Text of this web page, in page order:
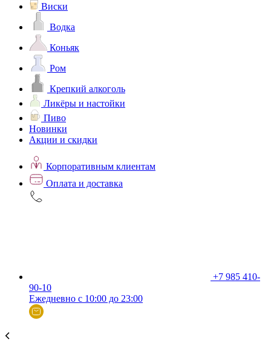
Виски
Водка
Коньяк
Ром
Крепкий алкоголь
Ликёры и настойки
Пиво
Новинки
Акции и скидки
Корпоративным клиентам
Оплата и доставка
+7 985 410-
90-10
Ежедневно с 10:00 до 23:00